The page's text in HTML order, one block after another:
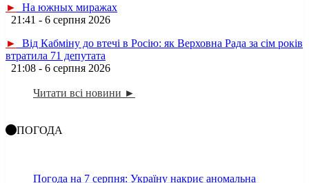
►
На южных миражах
21:41 - 6 серпня 2026
►
Від Кабміну до втечі в Росію: як Верховна Рада за сім років
втратила 71 депутата
21:08 - 6 серпня 2026
Читати всі новини ►
ПОГОДА
Погода на 7 серпня: Україну накриє аномальна